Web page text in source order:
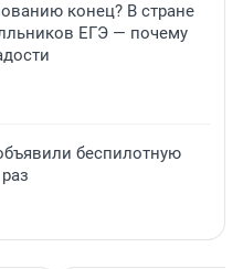
конец? В стране
ЕГЭ — почему
беспилотную